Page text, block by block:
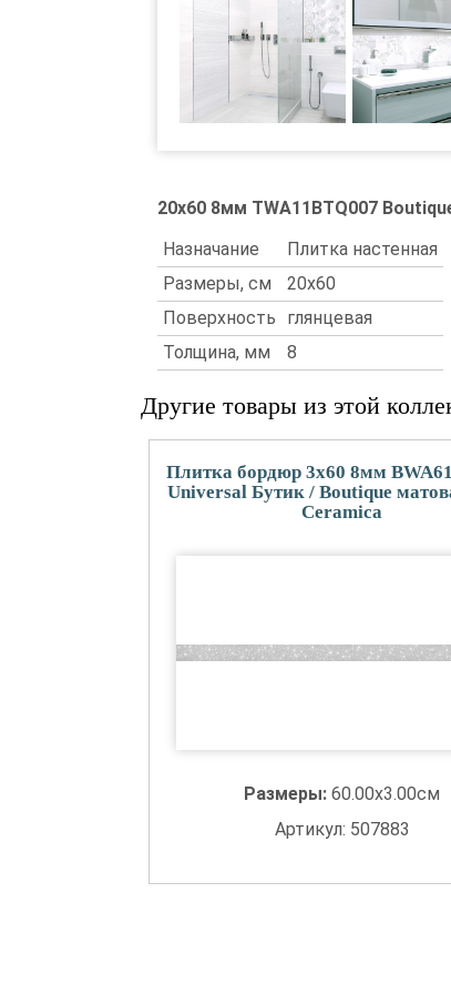
20x60 8мм TWA11BTQ007
Назначание
Плитка настенная
Размеры, см
20x60
Поверхность
глянцевая
Толщина, мм
8
Другие товары из этой
Плитка бордюр 3x60 8мм
Universal Бутик / Boutique
Ceramica
Размеры:60.00x3.00см
Артикул: 507883